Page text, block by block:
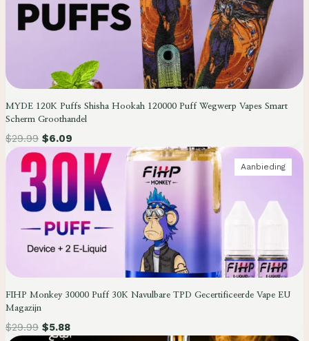
E
T
V
E
MYDE 120K Puffs Shisha Hookah 120000 Puff Wegwerp Vapes Smart
Scherm Groothandel
$29.99 $6.09
AanbiedingP
U
I
N
E
T
FIHP Monkey 30000 Puff 30K Navulbare TPD Gecertificeerde Vape EU
Magazijn
$29.99 $5.88